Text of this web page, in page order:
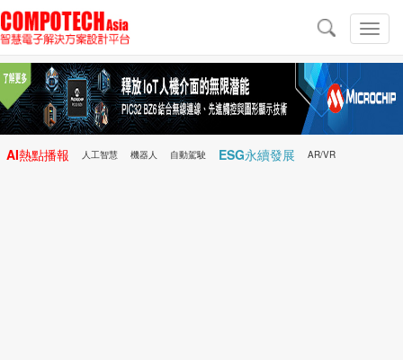
切
換
導
導
航
AI熱點播報 人工智慧 機器人 自動駕駛 ESG永續發展 AR/VR